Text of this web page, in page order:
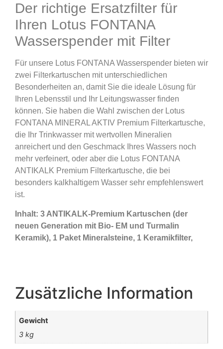
Der richtige Ersatzfilter für
Ihren Lotus FONTANA
Wasserspender mit Filter
Für unsere Lotus FONTANA Wasserspender bieten wir
zwei Filterkartuschen mit unterschiedlichen
Besonderheiten an, damit Sie die ideale Lösung für
Ihren Lebensstil und Ihr Leitungswasser finden
können. Sie haben die Wahl zwischen der Lotus
FONTANA MINERAL AKTIV Premium Filterkartusche,
die Ihr Trinkwasser mit wertvollen Mineralien
anreichert und den Geschmack Ihres Wassers noch
mehr verfeinert, oder aber die Lotus FONTANA
ANTIKALK Premium Filterkartusche, die bei
besonders kalkhaltigem Wasser sehr empfehlenswert
ist.
Inhalt: 3 ANTIKALK-Premium Kartuschen (der
neuen Generation mit Bio- EM und Turmalin
Keramik), 1 Paket Mineralsteine, 1 Keramikfilter,
Zusätzliche Information
Gewicht
3 kg